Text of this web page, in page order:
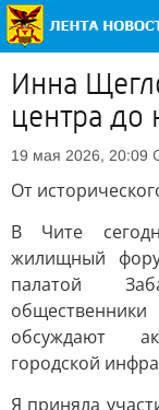
Инна
центра до
19 мая 2026, 20:09
От
В Чите
жилищный
палатой
обсуждают
городской
Я приняла